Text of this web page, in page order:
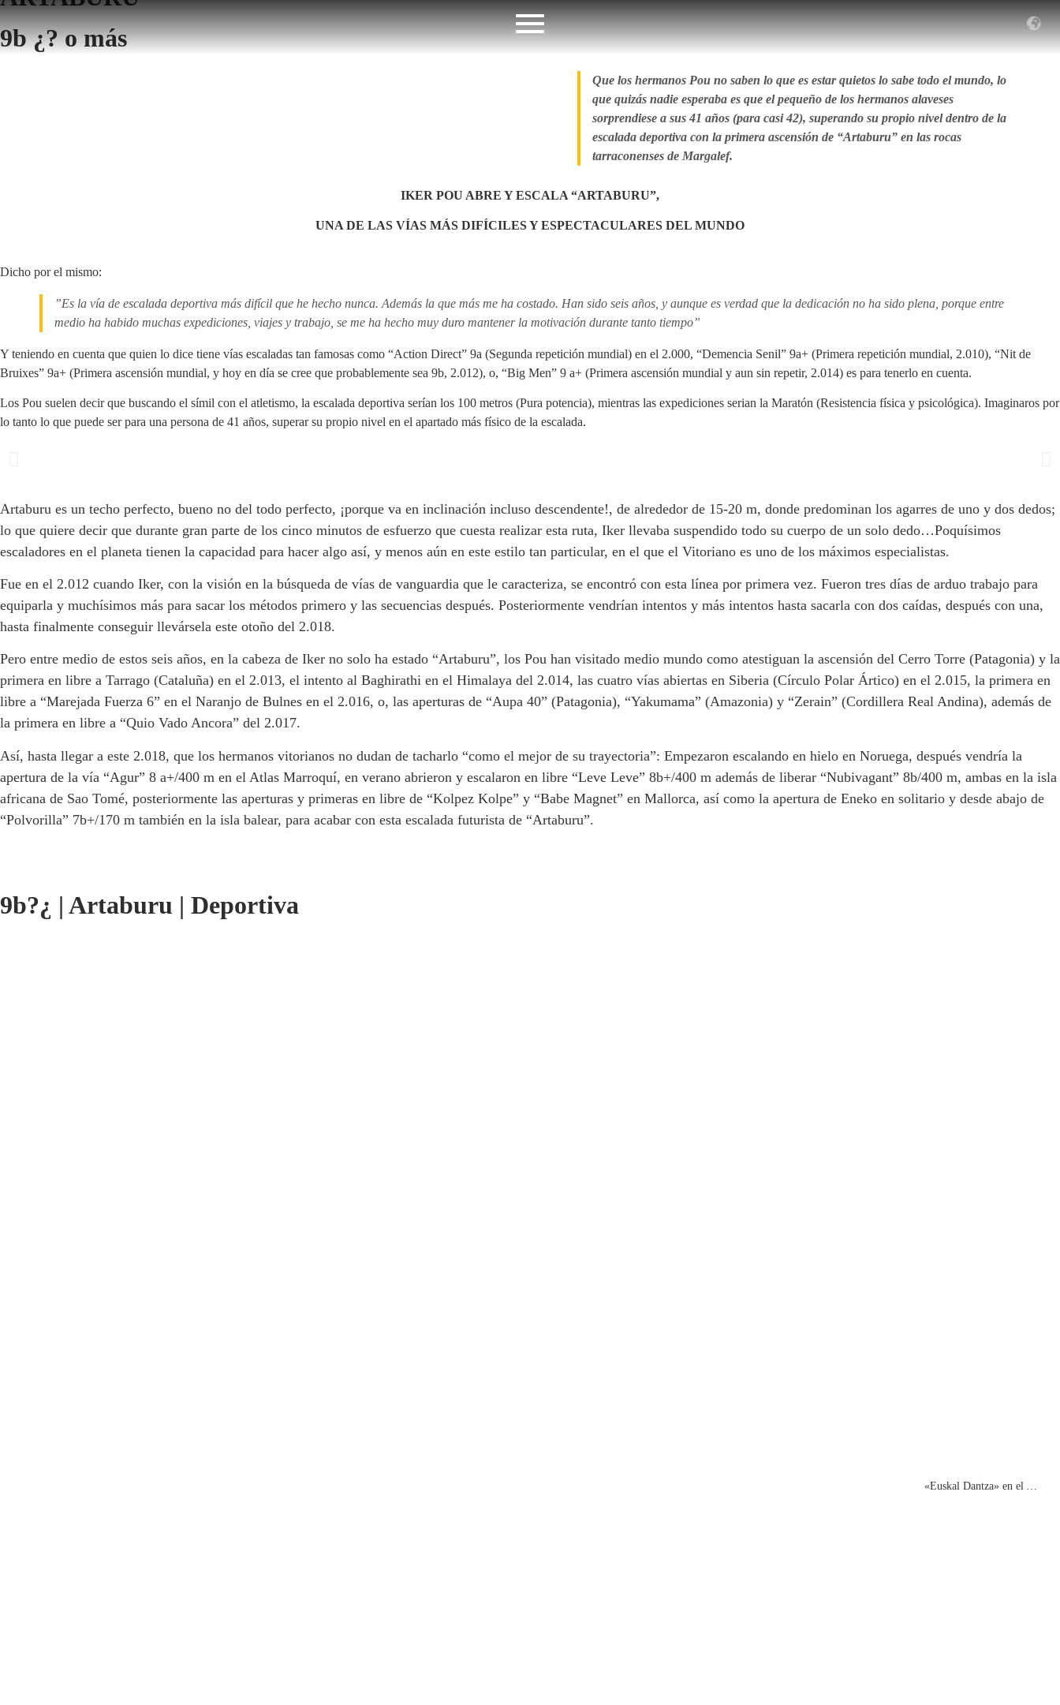
9b ¿? o más
Que los hermanos Pou no saben lo que es estar quietos lo sabe todo el mundo, lo
que quizás nadie esperaba es que el pequeño de los hermanos alaveses
sorprendiese a sus 41 años (para casi 42), superando su propio nivel dentro de la
escalada deportiva con la primera ascensión de “Artaburu” en las rocas
tarraconenses de Margalef.
IKER POU ABRE Y ESCALA “ARTABURU”,
UNA DE LAS VÍAS MÁS DIFÍCILES Y ESPECTACULARES DEL MUNDO
Dicho por el mismo:
”Es la vía de escalada deportiva más difícil que he hecho nunca. Además la que más me ha costado. Han sido seis años, y aunque es verdad que la dedicación no ha sido plena, porque entre
medio ha habido muchas expediciones, viajes y trabajo, se me ha hecho muy duro mantener la motivación durante tanto tiempo”
Y teniendo en cuenta que quien lo dice tiene vías escaladas tan famosas como “Action Direct” 9a (Segunda repetición mundial) en el 2.000, “Demencia Senil” 9a+ (Primera repetición mundial, 2.010), “Nit de
Bruixes” 9a+ (Primera ascensión mundial, y hoy en día se cree que probablemente sea 9b, 2.012), o, “Big Men” 9 a+ (Primera ascensión mundial y aun sin repetir, 2.014) es para tenerlo en cuenta.
Los Pou suelen decir que buscando el símil con el atletismo, la escalada deportiva serían los 100 metros (Pura potencia), mientras las expediciones serian la Maratón (Resistencia física y psicológica). Imaginaros por
lo tanto lo que puede ser para una persona de 41 años, superar su propio nivel en el apartado más físico de la escalada.
Artaburu es un techo perfecto, bueno no del todo perfecto, ¡porque va en inclinación incluso descendente!, de alrededor de 15-20 m, donde predominan los agarres de uno y dos dedos;
lo que quiere decir que durante gran parte de los cinco minutos de esfuerzo que cuesta realizar esta ruta, Iker llevaba suspendido todo su cuerpo de un solo dedo…Poquísimos
escaladores en el planeta tienen la capacidad para hacer algo así, y menos aún en este estilo tan particular, en el que el Vitoriano es uno de los máximos especialistas.
Fue en el 2.012 cuando Iker, con la visión en la búsqueda de vías de vanguardia que le caracteriza, se encontró con esta línea por primera vez. Fueron tres días de arduo trabajo para
equiparla y muchísimos más para sacar los métodos primero y las secuencias después. Posteriormente vendrían intentos y más intentos hasta sacarla con dos caídas, después con una,
hasta finalmente conseguir llevársela este otoño del 2.018.
Pero entre medio de estos seis años, en la cabeza de Iker no solo ha estado “Artaburu”, los Pou han visitado medio mundo como atestiguan la ascensión del Cerro Torre (Patagonia) y la
primera en libre a Tarrago (Cataluña) en el 2.013, el intento al Baghirathi en el Himalaya del 2.014, las cuatro vías abiertas en Siberia (Círculo Polar Ártico) en el 2.015, la primera en
libre a “Marejada Fuerza 6” en el Naranjo de Bulnes en el 2.016, o, las aperturas de “Aupa 40” (Patagonia), “Yakumama” (Amazonia) y “Zerain” (Cordillera Real Andina), además de
la primera en libre a “Quio Vado Ancora” del 2.017.
Así, hasta llegar a este 2.018, que los hermanos vitorianos no dudan de tacharlo “como el mejor de su trayectoria”: Empezaron escalando en hielo en Noruega, después vendría la
apertura de la vía “Agur” 8 a+/400 m en el Atlas Marroquí, en verano abrieron y escalaron en libre “Leve Leve” 8b+/400 m además de liberar “Nubivagant” 8b/400 m, ambas en la isla
africana de Sao Tomé, posteriormente las aperturas y primeras en libre de “Kolpez Kolpe” y “Babe Magnet” en Mallorca, así como la apertura de Eneko en solitario y desde abajo de
“Polvorilla” 7b+/170 m también en la isla balear, para acabar con esta escalada futurista de “Artaburu”.
9b?¿ | Artaburu | Deportiva
«Euskal Dantza» en el Atlas